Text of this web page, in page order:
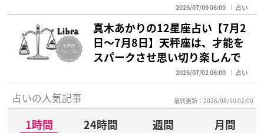
2026/07/09 06:00 占い
真木あかりの12星座占い【7月2
日〜7月8日】天秤座は、才能を
スパークさせ思い切り楽しんで
2026/07/02 06:00 占い
占いの人気記事 最終更新：2026/08/10 02:00
1時間 24時間 週間
月間